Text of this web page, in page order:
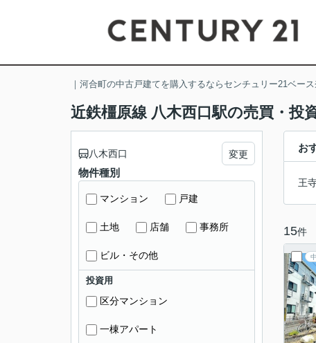
｜河合町の中古戸建てを購入するならセンチュリー21ベー
近鉄橿原線 八木西口駅の売買・投
お
王
15件
八木西口 変更
物件種別
マンション 戸建
土地 店舗 事務所
ビル・その他
投資用
区分マンション
一棟アパート